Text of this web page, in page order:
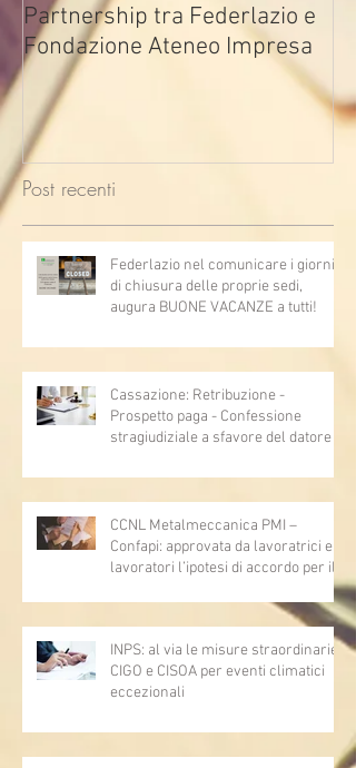
Partnership tra Federlazio e
Fondazione Ateneo Impresa
Post recenti
Federlazio nel comunicare i giorni
di chiusura delle proprie sedi,
augura BUONE VACANZE a tutti!
Cassazione: Retribuzione -
Prospetto paga - Confessione
stragiudiziale a sfavore del datore di
articoli 1362, 2697, 2730, 2732, 2734
e 2735)
CCNL Metalmeccanica PMI –
Confapi: approvata da lavoratrici e
lavoratori l’ipotesi di accordo per il
INPS: al via le misure straordinarie
CIGO e CISOA per eventi climatici
eccezionali